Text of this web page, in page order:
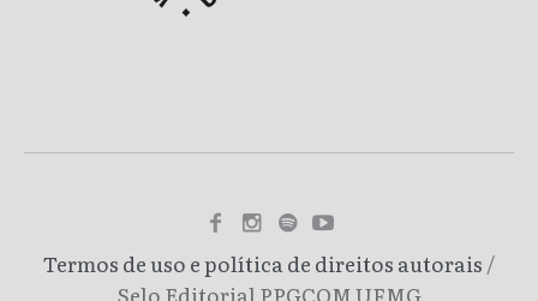
Termos de uso e política de direitos autorais /
Selo Editorial PPGCOM UFMG